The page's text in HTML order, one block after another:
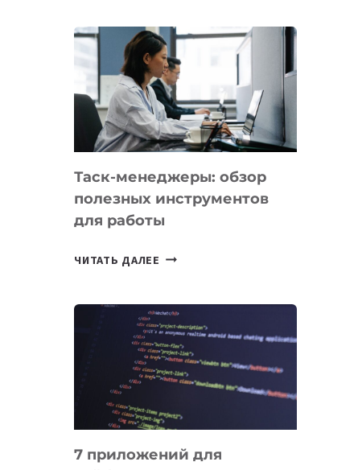
НОВЫЕ
ПРЕДМЕТЫ
ПО
ИСКУССТВЕННОМУ
ИНТЕЛЛЕКТУ
Таск-менеджеры: обзор
полезных инструментов
для работы
ЧИТАТЬ ДАЛЕЕ ТАСК-
ПОЛЕЗНЫХ
ИНСТРУМЕНТОВ
ДЛЯ
РАБОТЫ
7 приложений для